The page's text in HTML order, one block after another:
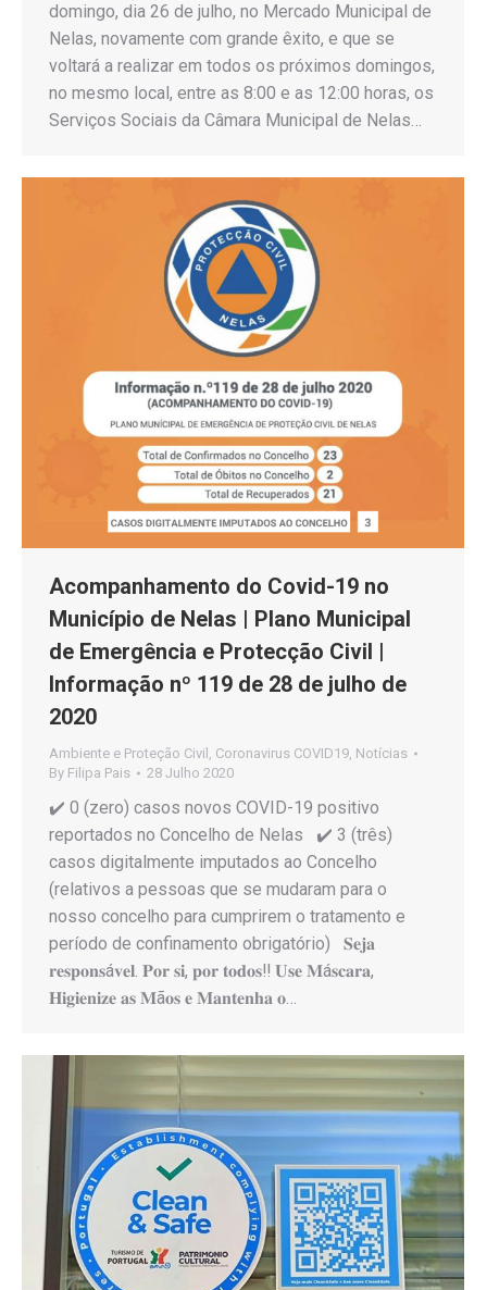
domingo, dia 26 de julho, no Mercado Municipal de
Nelas, novamente com grande êxito, e que se
voltará a realizar em todos os próximos domingos,
no mesmo local, entre as 8:00 e as 12:00 horas, os
Serviços Sociais da Câmara Municipal de Nelas…
Acompanhamento do Covid-19 no
Município de Nelas | Plano Municipal
de Emergência e Protecção Civil |
Informação nº 119 de 28 de julho de
2020
Ambiente e Proteção Civil , Coronavirus COVID19, Notícias
By Filipa Pais 28 Julho 2020
✔️ 0 (zero) casos novos COVID-19 positivo
reportados no Concelho de Nelas ✔️ 3 (três)
casos digitalmente imputados ao Concelho
(relativos a pessoas que se mudaram para o
nosso concelho para cumprirem o tratamento e
período de confinamento obrigatório) 𝐒𝐞𝐣𝐚
𝐫𝐞𝐬𝐩𝐨𝐧𝐬á𝐯𝐞𝐥. 𝐏𝐨𝐫 𝐬𝐢, 𝐩𝐨𝐫 𝐭𝐨𝐝𝐨𝐬‼️ 𝐔𝐬𝐞 𝐌á𝐬𝐜𝐚𝐫𝐚,
𝐇𝐢𝐠𝐢𝐞𝐧𝐢𝐳𝐞 𝐚𝐬 𝐌ã𝐨𝐬 𝐞 𝐌𝐚𝐧𝐭𝐞𝐧𝐡𝐚 𝐨…